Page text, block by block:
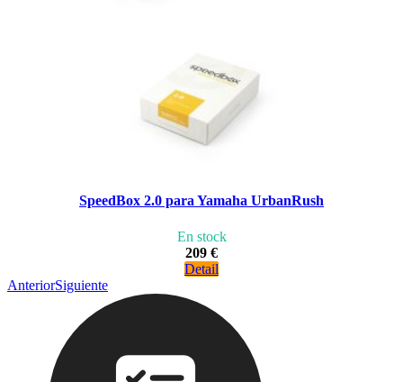
SpeedBox 2.0 para Yamaha UrbanRush
En stock
209 €
Detail
AnteriorSiguiente